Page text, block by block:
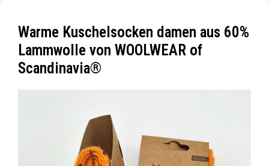
Warme Kuschelsocken damen aus 60%
Lammwolle von WOOLWEAR of
Scandinavia®